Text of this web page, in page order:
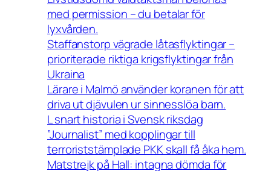
med permission – du betalar för
lyxvården.
Staffanstorp vägrade låtasflyktingar –
prioriterade riktiga krigsflyktingar från
Ukraina
Lärare i Malmö använder koranen för att
driva ut djävulen ur sinnesslöa barn.
L snart historia i Svensk riksdag
”Journalist” med kopplingar till
terroriststämplade PKK skall få åka hem.
Matstrejk på Hall: intagna dömda för